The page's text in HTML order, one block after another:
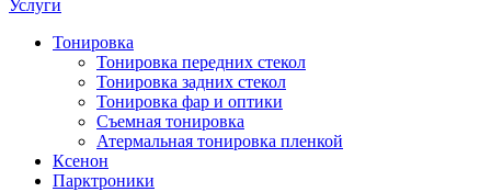
Услуги
Тонировка
Тонировка передних стекол
Тонировка задних стекол
Тонировка фар и оптики
Съемная тонировка
Атермальная тонировка пленкой
Ксенон
Парктроники